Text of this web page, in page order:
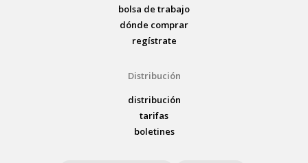
bolsa de trabajo
dónde comprar
regístrate
Distribución
distribución
tarifas
boletines